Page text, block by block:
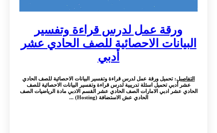
ورقة عمل لدرس قراءة وتفسير
البيانات الاحصائية للصف الحادي عشر
أدبي
التفاصيل: تحميل ورقة عمل لدرس قراءة وتفسير البيانات الاحصائية للصف الحادي
عشر أدبي تحميل اسئلة تدريبية لدرس قراءة وتفسير البيانات الاحصائية للصف
الحادي عشر ادبي الامارات الصف الحادي عشر القسم الادبي مادة الرياضيات الصف
الحادي عش الاستضافة (Hosting) ...